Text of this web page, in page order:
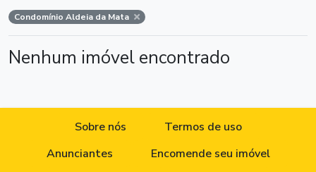
Condomínio Aldeia da Mata
Nenhum imóvel encontrado
Sobre nós
Termos de uso
Anunciantes
Encomende seu imóvel